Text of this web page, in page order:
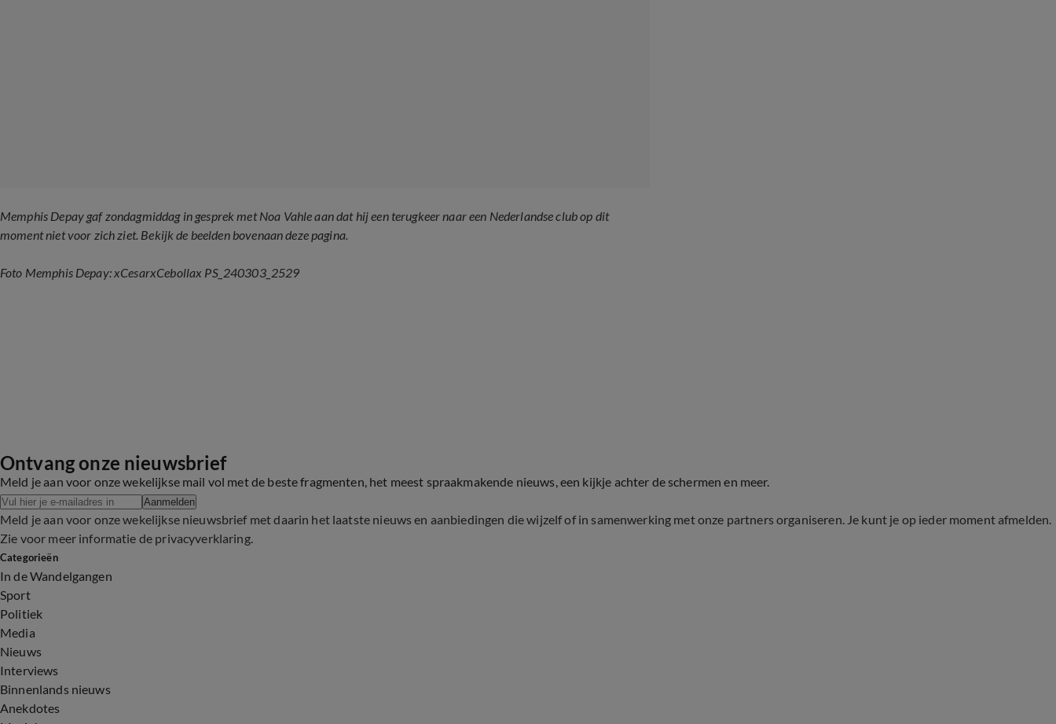
Memphis Depay gaf zondagmiddag in gesprek met Noa Vahle aan dat hij een terugkeer naar een Nederlandse club op dit
moment niet voor zich ziet. Bekijk de beelden bovenaan deze pagina.
Foto Memphis Depay: xCesarxCebollax PS_240303_2529
Ontvang onze nieuwsbrief
Meld je aan voor onze wekelijkse mail vol met de beste fragmenten, het meest spraakmakende nieuws, een kijkje achter de schermen en meer.
Aanmelden
Meld je aan voor onze wekelijkse nieuwsbrief met daarin het laatste nieuws en aanbiedingen die wijzelf of in samenwerking met onze partners organiseren. Je kunt je op ieder moment afmelden.
Zie voor meer informatie de privacyverklaring.
Categorieën
In de Wandelgangen
Sport
Politiek
Media
Nieuws
Interviews
Binnenlands nieuws
Anekdotes